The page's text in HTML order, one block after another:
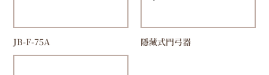
JB-F-75A 隱藏式門弓器